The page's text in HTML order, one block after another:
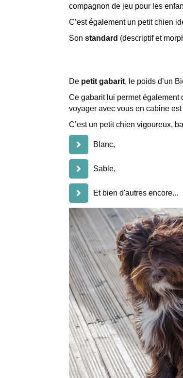
compagnon de jeu pour les
C’est également un petit chien
Son standard (descriptif et
De petit gabarit, le poids d’un
Ce gabarit lui permet également
voyager avec vous en cabine est
C’est un petit chien vigoureux,
Blanc,
Sable,
Et bien d'autres encore...